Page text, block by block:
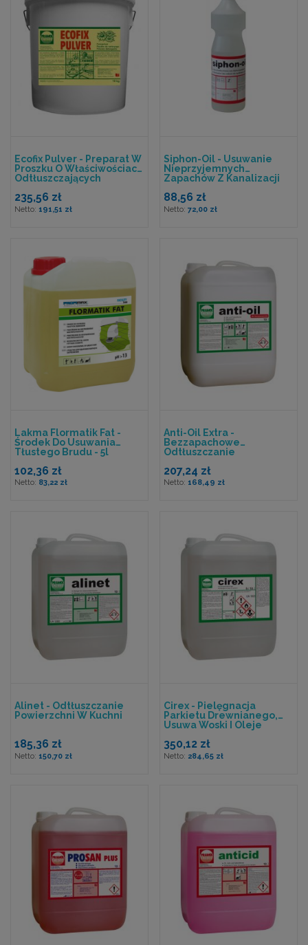
Ecofix Pulver - Preparat W
Proszku O Właściwościach
Odtłuszczających
235,56 zł
191,51 zł
Siphon-Oil - Usuwanie
Nieprzyjemnych
Zapachów Z Kanalizacji
88,56 zł
72,00 zł
Lakma Flormatik Fat -
Środek Do Usuwania
Tłustego Brudu - 5l
102,36 zł
83,22 zł
Anti-Oil Extra -
Bezzapachowe
Odtłuszczanie
Kuchni
207,24 zł
168,49 zł
Alinet - Odtłuszczanie
Powierzchni W Kuchni
185,36 zł
150,70 zł
Cirex - Pielęgnacja
Parkietu Drewnianego,
Usuwa Woski I Oleje
350,12 zł
284,65 zł